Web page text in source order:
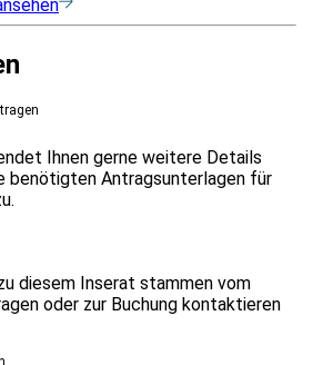
Ihnen gerne weitere Details
benötigten Antragsunterlagen für
diesem Inserat stammen vom
oder zur Buchung kontaktieren